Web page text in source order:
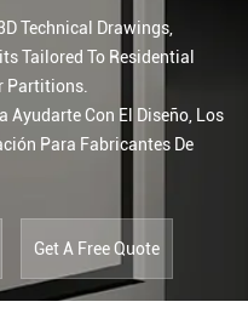
Technical Drawings,
Tailored To Residential
Partitions.
Ayudarte Con El Diseño, Los
Para Fabricantes De
Get A Free Quote